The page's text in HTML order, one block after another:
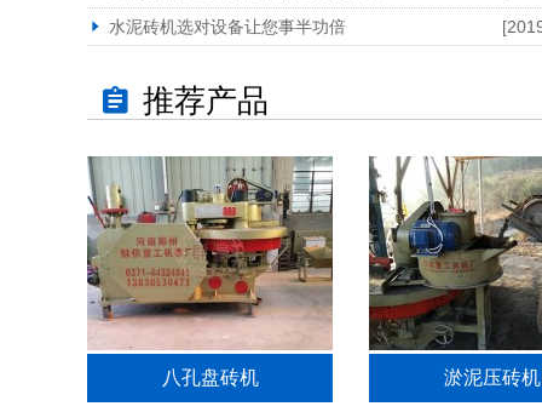
水泥砖机选对设备让您事半功倍
推荐产品
八孔盘砖机 淤泥压砖机